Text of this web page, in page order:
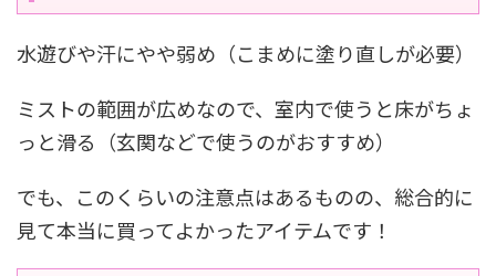
水遊びや汗にやや弱め（こまめに塗り直しが必要）
ミストの範囲が広めなので、室内で使うと床がちょ
っと滑る（玄関などで使うのがおすすめ）
でも、このくらいの注意点はあるものの、総合的に
見て本当に買ってよかったアイテムです！